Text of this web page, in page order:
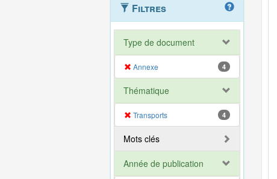
Filtres
Type de document
Annexe 4
Thématique
Transports 4
Mots clés
Année de publication